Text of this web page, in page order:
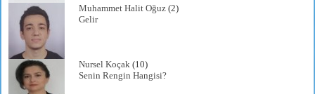
Muhammet Halit Oğuz (2)
Gelir
Nursel Koçak (10)
Senin Rengin Hangisi?